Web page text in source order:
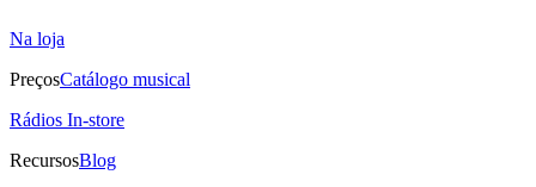
Na loja
PreçosCatálogo musical
Rádios In-store
RecursosBlog